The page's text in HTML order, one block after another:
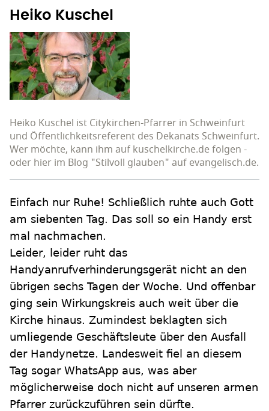
Heiko Kuschel
Heiko Kuschel ist Citykirchen-Pfarrer in Schweinfurt
und Öffentlichkeitsreferent des Dekanats Schweinfurt.
Wer möchte, kann ihm auf kuschelkirche.de folgen -
oder hier im Blog "Stilvoll glauben" auf evangelisch.de.
Einfach nur Ruhe! Schließlich ruhte auch Gott
am siebenten Tag. Das soll so ein Handy erst
mal nachmachen.
Leider, leider ruht das
Handyanrufverhinderungsgerät nicht an den
übrigen sechs Tagen der Woche. Und offenbar
ging sein Wirkungskreis auch weit über die
Kirche hinaus. Zumindest beklagten sich
umliegende Geschäftsleute über den Ausfall
der Handynetze. Landesweit fiel an diesem
Tag sogar WhatsApp aus, was aber
möglicherweise doch nicht auf unseren armen
Pfarrer zurückzuführen sein dürfte.